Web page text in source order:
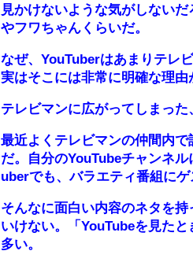
見かけないような気がしない
やフワちゃんくらいだ。
なぜ、YouTuberはあまりテレ
実はそこには非常に明確な理由
テレビマンに広がってしまっ
最近よくテレビマンの仲間内
だ。自分のYouTubeチャンネ
uberでも、バラエティ番組に
そんなに面白い内容のネタを
いけない。「YouTubeを見た
多い。